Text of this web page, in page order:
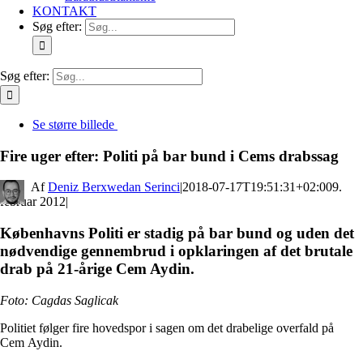
KONTAKT
Søg efter:
Søg efter:
Se større billede
Fire uger efter: Politi på bar bund i Cems drabssag
By Deniz Berxwedan Serinci|2018-07-17T19:51:31+02:009.
februar 2012|
Københavns Politi er stadig på bar bund og uden det
nødvendige gennembrud i opklaringen af det brutale
drab på 21-årige Cem Aydin.
Foto: Cagdas Saglicak
Politiet følger fire hovedspor i sagen om det drabelige overfald på
Cem Aydin.